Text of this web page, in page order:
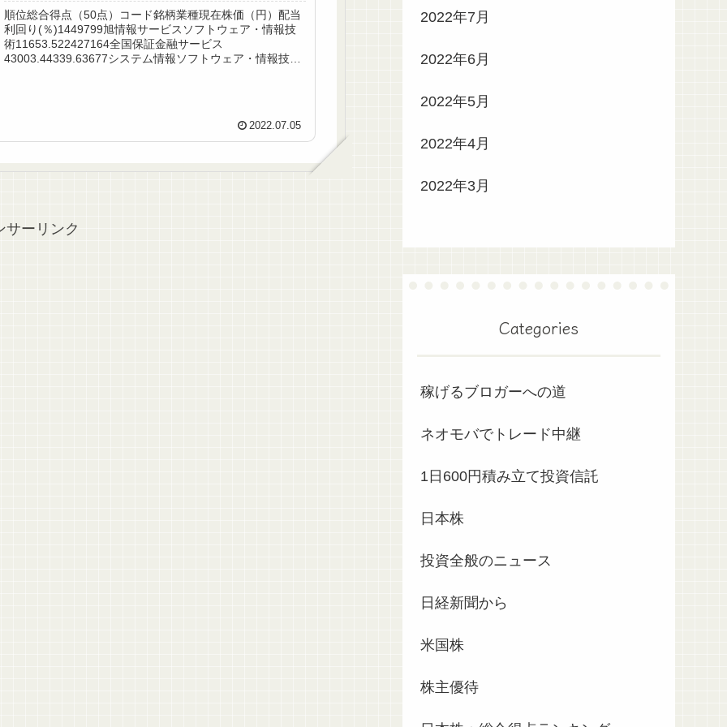
順位総合得点（50点）コード銘柄業種現在株価（円）配当
利回り(％)1449799旭情報サービスソフトウェア・情報技
術11653.522427164全国保証金融サービス
43003.44339.63677システム情報ソフトウェア・情報技術
2022.07.05
サーリンク
2022年7月
2022年6月
2022年5月
2022年4月
2022年3月
Categories
稼げるブロガーへの道
ネオモバでトレード中継
1日600円積み立て投資信託
日本株
投資全般のニュース
日経新聞から
米国株
株主優待